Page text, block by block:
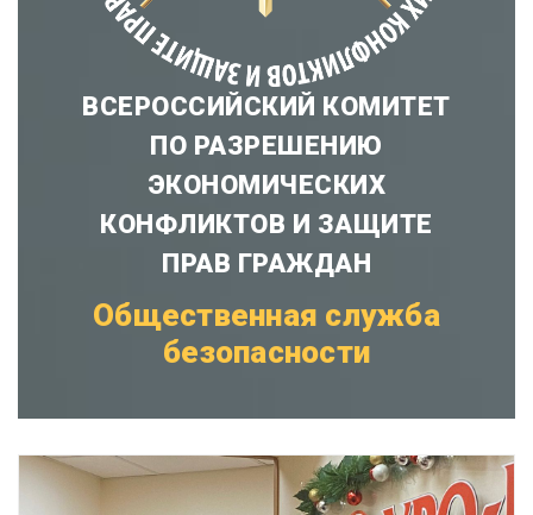
ВСЕРОССИЙСКИЙ КОМИТЕТ
ПО РАЗРЕШЕНИЮ
ЭКОНОМИЧЕСКИХ
КОНФЛИКТОВ И ЗАЩИТЕ
ПРАВ ГРАЖДАН
Общественная служба
безопасности